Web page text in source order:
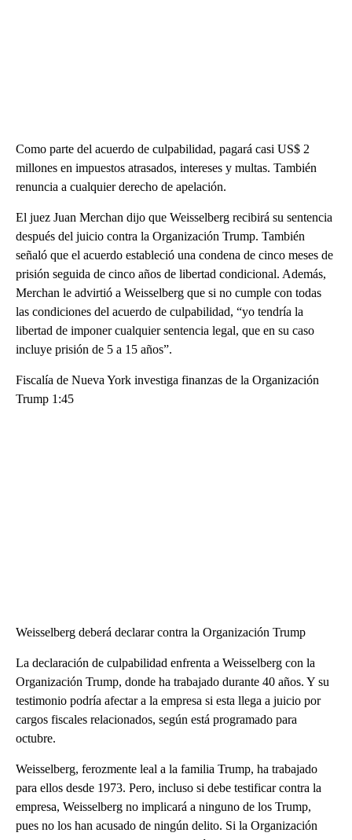
Como parte del acuerdo de culpabilidad, pagará casi US$ 2
millones en impuestos atrasados, intereses y multas. También
renuncia a cualquier derecho de apelación.
El juez Juan Merchan dijo que Weisselberg recibirá su sentencia
después del juicio contra la Organización Trump. También
señaló que el acuerdo estableció una condena de cinco meses de
prisión seguida de cinco años de libertad condicional. Además,
Merchan le advirtió a Weisselberg que si no cumple con todas
las condiciones del acuerdo de culpabilidad, “yo tendría la
libertad de imponer cualquier sentencia legal, que en su caso
incluye prisión de 5 a 15 años”.
Fiscalía de Nueva York investiga finanzas de la Organización
Trump 1:45
Weisselberg deberá declarar contra la Organización Trump
La declaración de culpabilidad enfrenta a Weisselberg con la
Organización Trump, donde ha trabajado durante 40 años. Y su
testimonio podría afectar a la empresa si esta llega a juicio por
cargos fiscales relacionados, según está programado para
octubre.
Weisselberg, ferozmente leal a la familia Trump, ha trabajado
para ellos desde 1973. Pero, incluso si debe testificar contra la
empresa, Weisselberg no implicará a ninguno de los Trump,
pues no los han acusado de ningún delito. Si la Organización